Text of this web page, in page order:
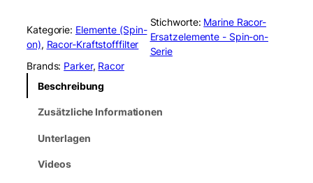
o
r
S
3
Kategorie: Elemente (Spin-
on), Racor-Kraftstofffilter
Stichworte: Marine Racor-
Ersatzelemente - Spin-on-
Serie
Brands: Parker, Racor
Beschreibung
Zusätzliche Informationen
Unterlagen
Videos